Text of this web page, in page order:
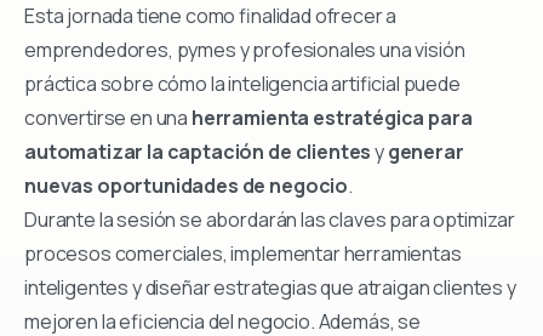
Esta jornada tiene como finalidad ofrecer a
emprendedores, pymes y profesionales una visión
práctica sobre cómo la inteligencia artificial puede
convertirse en una herramienta estratégica para
automatizar la captación de clientesygenerar
nuevas oportunidades de negocio.
Durante la sesión se abordarán las claves para optimizar
procesos comerciales, implementar herramientas
inteligentes y diseñar estrategias que atraigan clientes y
mejoren la eficiencia del negocio. Además, se